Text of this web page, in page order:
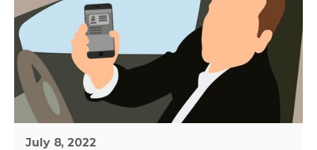
July 8, 2022